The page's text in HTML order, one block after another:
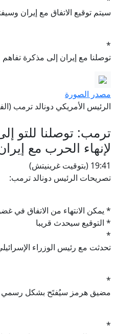
سيتم توقيع الاتفاق مع إيران
*
توصلنا مع إيران إلى مذكرة تفاهم
مصدر الصورة
الرئيس الأمريكي دونالد ترمب
ترمب: توصلنا للتو
لإنهاء الحرب مع
19:41 (بتوقيت غرينيتش)
تصريحات الرئيس دونالد ترمب:
* يمكن الانتهاء من الاتفاق في
* التوقيع سيحدث قريبا
*
تحدثت مع رئيس الوزراء الإسرائيلي
*
مضيق هرمز سيُفتَح بشكل رسمي
*